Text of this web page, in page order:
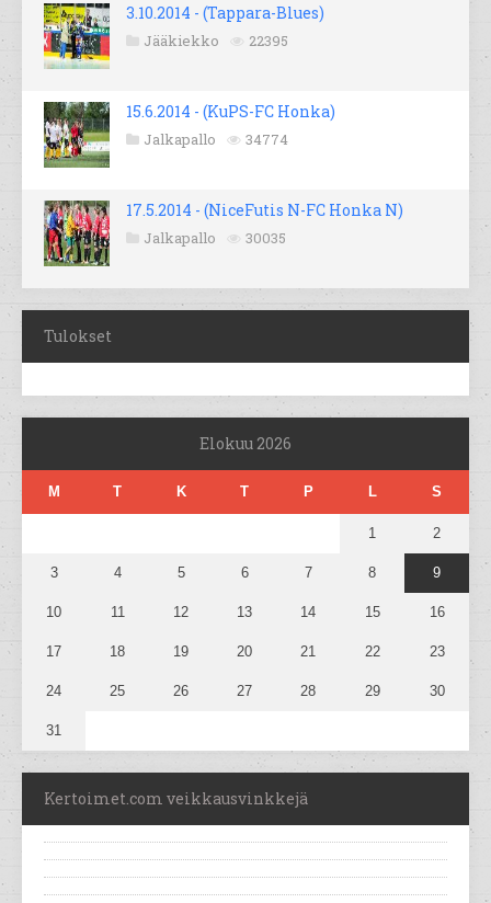
3.10.2014 - (Tappara-Blues)
Jääkiekko 22395
15.6.2014 - (KuPS-FC Honka)
Jalkapallo 34774
17.5.2014 - (NiceFutis N-FC Honka N)
Jalkapallo 30035
Tulokset
Elokuu 2026
M T K T P L S
1 2
3 4 5 6 7 8 9
10 11 12 13 14 15 16
17 18 19 20 21 22 23
24 25 26 27 28 29 30
31
Kertoimet.com veikkausvinkkejä